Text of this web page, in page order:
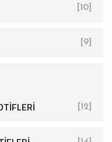
[10]
[9]
[26]
[12]